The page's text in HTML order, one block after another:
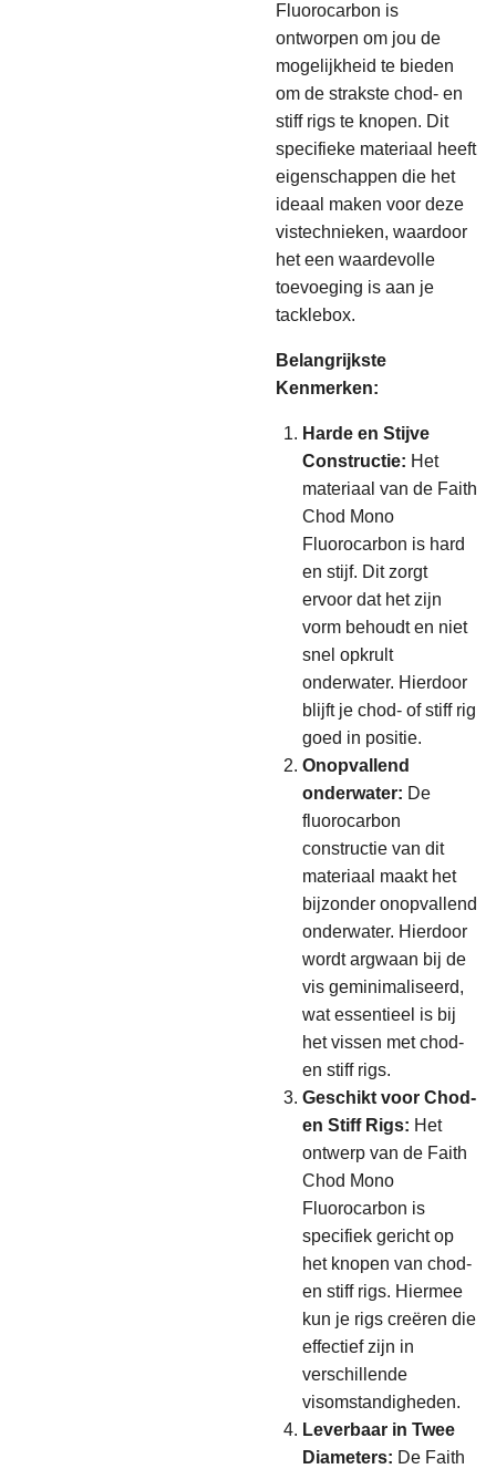
Fluorocarbon is
ontworpen om jou de
mogelijkheid te bieden
om de strakste chod- en
stiff rigs te knopen. Dit
specifieke materiaal heeft
eigenschappen die het
ideaal maken voor deze
vistechnieken, waardoor
het een waardevolle
toevoeging is aan je
tacklebox.
Belangrijkste
Kenmerken:
Harde en Stijve
Constructie: Het
materiaal van de Faith
Chod Mono
Fluorocarbon is hard
en stijf. Dit zorgt
ervoor dat het zijn
vorm behoudt en niet
snel opkrult
onderwater. Hierdoor
blijft je chod- of stiff rig
goed in positie.
Onopvallend
onderwater: De
fluorocarbon
constructie van dit
materiaal maakt het
bijzonder onopvallend
onderwater. Hierdoor
wordt argwaan bij de
vis geminimaliseerd,
wat essentieel is bij
het vissen met chod-
en stiff rigs.
Geschikt voor Chod-
en Stiff Rigs: Het
ontwerp van de Faith
Chod Mono
Fluorocarbon is
specifiek gericht op
het knopen van chod-
en stiff rigs. Hiermee
kun je rigs creëren die
effectief zijn in
verschillende
visomstandigheden.
Leverbaar in Twee
Diameters: De Faith